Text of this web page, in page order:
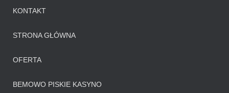
KONTAKT
STRONA GŁÓWNA
OFERTA
BEMOWO PISKIE KASYNO